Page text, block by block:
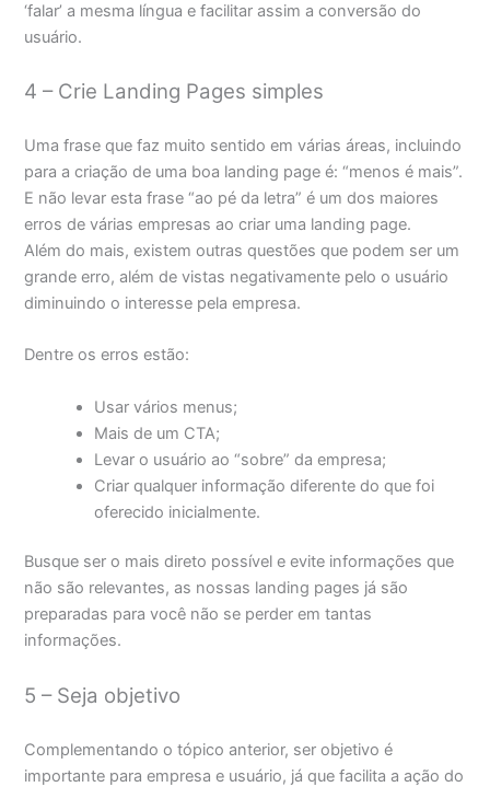
‘falar’ a mesma língua e facilitar assim a conversão do
usuário.
4 – Crie Landing Pages simples
Uma frase que faz muito sentido em várias áreas, incluindo
para a criação de uma boa landing page é: “menos é mais”.
E não levar esta frase “ao pé da letra” é um dos maiores
erros de várias empresas ao criar uma landing page.
Além do mais, existem outras questões que podem ser um
grande erro, além de vistas negativamente pelo o usuário
diminuindo o interesse pela empresa.
Dentre os erros estão:
Usar vários menus;
Mais de um CTA;
Levar o usuário ao “sobre” da empresa;
Criar qualquer informação diferente do que foi
oferecido inicialmente.
Busque ser o mais direto possível e evite informações que
não são relevantes, as nossas landing pages já são
preparadas para você não se perder em tantas
informações.
5 – Seja objetivo
Complementando o tópico anterior, ser objetivo é
importante para empresa e usuário, já que facilita a ação do